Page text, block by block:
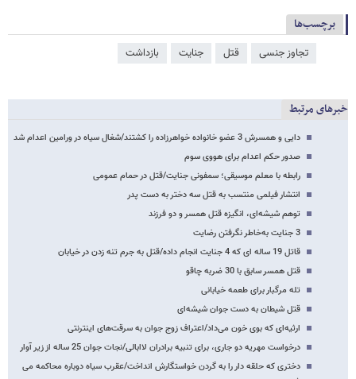
برچسب‌ها
تجاوز جنسی قتل جنایت بازداشت
خبرهای مرتبط
دایی و همسرش 3 عضو خانواده خواهرزاده را کشتند/شغال سیاه در ورامین اعدام شد
صدور حکم اعدام برای هووی سوم
رابطه با معلم موسیقی؛ سمفونی جنایت/قتل در حمام عمومی
انتشار فیلمی منتسب به قتل سه دختر به دست پدر
توهم شیشه‌ای، انگیزه قتل همسر و دو فرزند
3 جنایت به‌خاطر نگرفتن رضایت
قاتل 19 ساله ای که 4 جنایت انجام داده/قتل به جرم تنه زدن در خیابان
قتل همسر سابق با 30 ضربه چاقو
تله مرگبار برای طعمه خیابانی
قتل شیطان به دست جوان شیشه‌ای
ارثیه‌ای که بوی خون می‌داد/اعتراف‌ زوج جوان به سرقت‌های اینترنتی
درخواست مهریه دو جاری، برای تنبیه برادران لاابالی/نجات جوان 25 ساله از زیر آوار
دختری که حلقه دار را به گردن خواستگارش انداخت/عقرب سیاه دوباره محاکمه می